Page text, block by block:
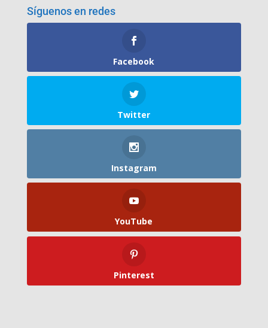
Síguenos en redes
Facebook
Twitter
Instagram
YouTube
Pinterest